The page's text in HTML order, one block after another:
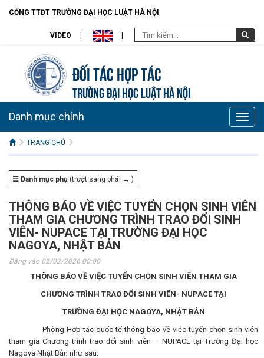
CỔNG TTĐT TRƯỜNG ĐẠI HỌC LUẬT HÀ NỘI
VIDEO
Đối tác hợp tác
TRƯỜNG ĐẠI HỌC LUẬT HÀ NỘI
Toggle
Danh mục chính
TRANG CHỦ
☰ Danh mục phụ (trượt sang phải → )
THÔNG BÁO VỀ VIỆC TUYỂN CHỌN SINH VIÊN
THAM GIA CHƯƠNG TRÌNH TRAO ĐỔI SINH
VIÊN- NUPACE TẠI TRƯỜNG ĐẠI HỌC
NAGOYA, NHẬT BẢN
Đăng vào 02/02/2026 00:00
THÔNG BÁO VỀ VIỆC TUYỂN CHỌN SINH VIÊN THAM GIA
CHƯƠNG TRÌNH TRAO ĐỔI SINH VIÊN- NUPACE TẠI
TRƯỜNG ĐẠI HỌC NAGOYA, NHẬT BẢN
Phòng Hợp tác quốc tế thông báo về việc tuyển chọn sinh viên
tham gia Chương trình trao đổi sinh viên – NUPACE tại Trường Đại học
Nagoya Nhật Bản như sau: